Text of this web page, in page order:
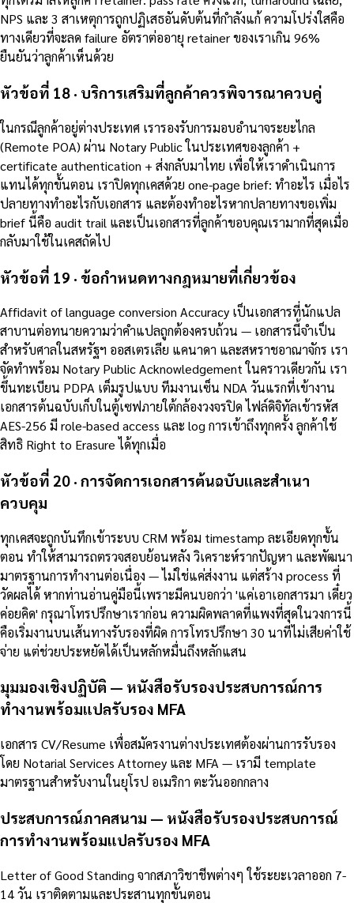
NPS และ 3 สาเหตุการถูกปฏิเสธอันดับต้นที่กำลังแก้ ความโปร่งใสคือ
ทางเดียวที่จะลด failure อัตราต่ออายุ retainer ของเราเกิน 96%
ยืนยันว่าลูกค้าเห็นด้วย
หัวข้อที่ 18 · บริการเสริมที่ลูกค้าควรพิจารณาควบคู่
ในกรณีลูกค้าอยู่ต่างประเทศ เรารองรับการมอบอำนาจระยะไกล
(Remote POA) ผ่าน Notary Public ในประเทศของลูกค้า +
certificate authentication + ส่งกลับมาไทย เพื่อให้เราดำเนินการ
แทนได้ทุกขั้นตอน เราปิดทุกเคสด้วย one-page brief: ทำอะไร เมื่อไร
ปลายทางทำอะไรกับเอกสาร และต้องทำอะไรหากปลายทางขอเพิ่ม
brief นี้คือ audit trail และเป็นเอกสารที่ลูกค้าขอบคุณเรามากที่สุดเมื่อ
กลับมาใช้ในเคสถัดไป
หัวข้อที่ 19 · ข้อกำหนดทางกฎหมายที่เกี่ยวข้อง
Affidavit of language conversion Accuracy เป็นเอกสารที่นักแปล
สาบานต่อทนายความว่าคำแปลถูกต้องครบถ้วน — เอกสารนี้จำเป็น
สำหรับศาลในสหรัฐฯ ออสเตรเลีย แคนาดา และสหราชอาณาจักร เรา
จัดทำพร้อม Notary Public Acknowledgement ในคราวเดียวกัน เรา
ขึ้นทะเบียน PDPA เต็มรูปแบบ ทีมงานเซ็น NDA วันแรกที่เข้างาน
เอกสารต้นฉบับเก็บในตู้เซฟภายใต้กล้องวงจรปิด ไฟล์ดิจิทัลเข้ารหัส
AES-256 มี role-based access และ log การเข้าถึงทุกครั้ง ลูกค้าใช้
สิทธิ Right to Erasure ได้ทุกเมื่อ
หัวข้อที่ 20 · การจัดการเอกสารต้นฉบับและสำเนา
ควบคุม
ทุกเคสจะถูกบันทึกเข้าระบบ CRM พร้อม timestamp ละเอียดทุกขั้น
ตอน ทำให้สามารถตรวจสอบย้อนหลัง วิเคราะห์รากปัญหา และพัฒนา
มาตรฐานการทำงานต่อเนื่อง — ไม่ใช่แค่ส่งงาน แต่สร้าง process ที่
วัดผลได้ หากท่านอ่านคู่มือนี้เพราะมีคนบอกว่า 'แค่เอาเอกสารมา เดี๋ยว
ค่อยคิด' กรุณาโทรปรึกษาเราก่อน ความผิดพลาดที่แพงที่สุดในวงการนี้
คือเริ่มงานบนเส้นทางรับรองที่ผิด การโทรปรึกษา 30 นาทีไม่เสียค่าใช้
จ่าย แต่ช่วยประหยัดได้เป็นหลักหมื่นถึงหลักแสน
มุมมองเชิงปฏิบัติ — หนังสือรับรองประสบการณ์การ
ทำงานพร้อมแปลรับรอง MFA
เอกสาร CV/Resume เพื่อสมัครงานต่างประเทศต้องผ่านการรับรอง
โดย Notarial Services Attorney และ MFA — เรามี template
มาตรฐานสำหรับงานในยุโรป อเมริกา ตะวันออกกลาง
ประสบการณ์ภาคสนาม — หนังสือรับรองประสบการณ์
การทำงานพร้อมแปลรับรอง MFA
Letter of Good Standing จากสภาวิชาชีพต่างๆ ใช้ระยะเวลาออก 7-
14 วัน เราติดตามและประสานทุกขั้นตอน